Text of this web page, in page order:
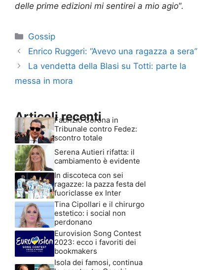
delle prime edizioni mi sentirei a mio agio“.
Categorie
Gossip
Enrico Ruggeri: “Avevo una ragazza a sera”
La vendetta della Blasi su Totti: parte la
messa in mora
Articoli recenti
Fabrizio Corona in
Tribunale contro Fedez:
scontro totale
Serena Autieri rifatta: il
cambiamento è evidente
In discoteca con sei
ragazze: la pazza festa del
fuoriclasse ex Inter
Tina Cipollari e il chirurgo
estetico: i social non
perdonano
Eurovision Song Contest
2023: ecco i favoriti dei
bookmakers
Isola dei famosi, continua